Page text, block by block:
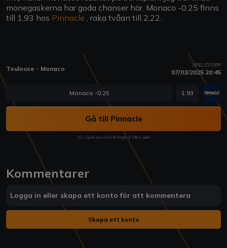
monegaskerna har goda chanser här. Monaco -0.25 finns
till 1,93 hos Pinnacle , raka tvåan till 2,22.
Toulouse - Monaco SPELSTOPP
07/03/2025 20:45
Monaco -0.25 1.93
Gå till Pinnacle
18+ Spela ansvarsfullt Regler & Villkor gäller
Kommentarer
Logga in eller skapa ett konto för att kommentera
Skapa ett konto